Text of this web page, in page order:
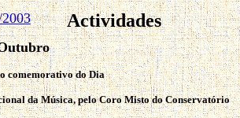
Actividades
comemorativo do Dia
da Música, pelo Coro Misto do Conservatório